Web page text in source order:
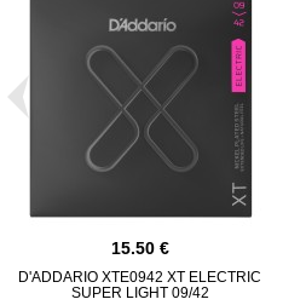
15.50
D'ADDARIO XTE0942 XT ELECTRIC
SUPER LIGHT 09/42